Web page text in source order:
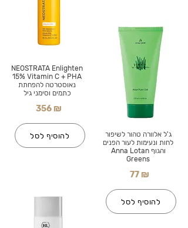
NEOSTRATA Enlighten
15% Vitamin C + PHA
נאוסטרטה להפחתת
כתמים וסימני גיל
356 ₪
להוסיף לסל
ג'ל אלוורה טהור לשיפור
לחות ונעימות לעור הפנים
והגוף Anna Lotan
Greens
77 ₪
להוסיף לסל